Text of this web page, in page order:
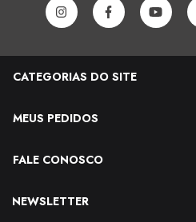
CATEGORIAS DO SITE
MEUS PEDIDOS
FALE CONOSCO
NEWSLETTER